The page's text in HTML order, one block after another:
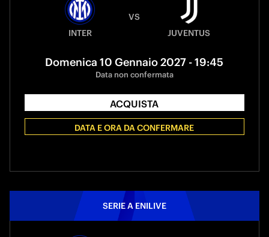
INTER
VS
JUVENTUS
Domenica 10 Gennaio 2027 - 19:45
Data non confermata
ACQUISTA
DATA E ORA DA CONFERMARE
SERIE A ENILIVE